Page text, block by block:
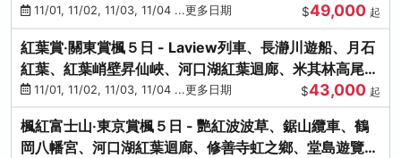
杏大道
11/01, 11/02, 11/03, 11/04 ...更多日期 $49,000 起
紅葉賞‧關東賞楓５日 - Laview列車、長瀞川遊船、月石
紅葉、紅葉峭壁昇仙峽、河口湖紅葉迴廊、米其林高尾
山、海鮮盛宴
11/01, 11/02, 11/03, 11/04 ...更多日期 $43,000 起
楓紅富士山‧東京賞楓５日 - 艷紅波波草、鋸山纜車、鶴
岡八幡宮、河口湖紅葉迴廊、修善寺虹之鄉、堂島遊覽